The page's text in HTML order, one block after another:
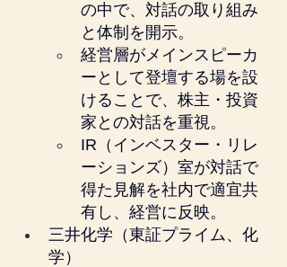
の中で、対話の取り組み
と体制を開示。
経営層がメインスピーカ
ーとして登壇する場を設
けることで、株主・投資
家との対話を重視。
IR（インベスター・リレ
ーションズ）室が対話で
得た見解を社内で適宜共
有し、経営に反映。
三井化学（東証プライム、化
学）